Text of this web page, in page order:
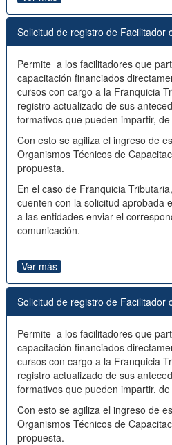
Solicitud de registro de Facilitador
Permite a los facilitadores que
capacitación financiados
cursos con cargo a la Franquicia
registro actualizado de sus
formativos que pueden impartir,
Con esto se agiliza el ingreso de
Organismos Técnicos de
propuesta.
En el caso de Franquicia
cuenten con la solicitud aprobada
a las entidades enviar el
comunicación.
Ver más
Solicitud de registro de Facilitador
Permite a los facilitadores que
capacitación financiados
cursos con cargo a la Franquicia
registro actualizado de sus
formativos que pueden impartir,
Con esto se agiliza el ingreso de
Organismos Técnicos de
propuesta.